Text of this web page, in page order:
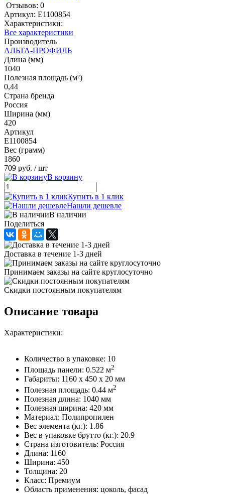
Отзывов: 0
Артикул: E1100854
Характеристики:
Все характеристики
Производитель
АЛЬТА-ПРОФИЛЬ
Длина (мм)
1040
Полезная площадь (м²)
0,44
Страна бренда
Россия
Ширина (мм)
420
Артикул
E1100854
Вес (грамм)
1860
709 руб. / шт
В корзину
Купить в 1 клик
Нашли дешевле
В наличии
Поделиться
Доставка в течение 1-3 дней
Принимаем заказы на сайте круглосуточно
Скидки постоянным покупателям
Описание товара
Характеристики:
Количество в упаковке: 10
Площадь панели: 0.522 м2
Габариты: 1160 x 450 x 20 мм
Полезная площадь: 0.44 м2
Полезная длина: 1040 мм
Полезная ширина: 420 мм
Материал: Полипропилен
Вес элемента (кг.): 1.86
Вес в упаковке брутто (кг.): 20.9
Страна изготовитель: Россия
Длина: 1160
Ширина: 450
Толщина: 20
Класс: Премиум
Область применения: цоколь, фасад